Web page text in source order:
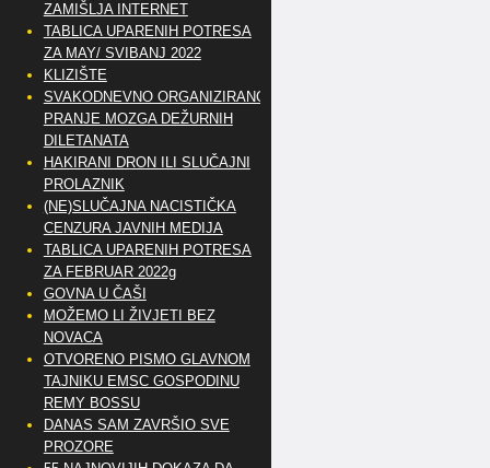
ZAMIŠLJA INTERNET
TABLICA UPARENIH POTRESA
ZA MAY/ SVIBANJ 2022
KLIZIŠTE
SVAKODNEVNO ORGANIZIRANO
PRANJE MOZGA DEŽURNIH
DILETANATA
HAKIRANI DRON ILI SLUČAJNI
PROLAZNIK
(NE)SLUČAJNA NACISTIČKA
CENZURA JAVNIH MEDIJA
TABLICA UPARENIH POTRESA
ZA FEBRUAR 2022g
GOVNA U ČAŠI
MOŽEMO LI ŽIVJETI BEZ
NOVACA
OTVORENO PISMO GLAVNOM
TAJNIKU EMSC GOSPODINU
REMY BOSSU
DANAS SAM ZAVRŠIO SVE
PROZORE